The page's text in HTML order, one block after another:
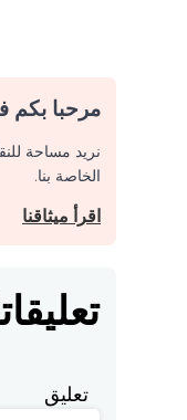
مرحبا بكم
نريد مساحة
الخاصة بنا.
اقرأ ميثاقنا
تعليق